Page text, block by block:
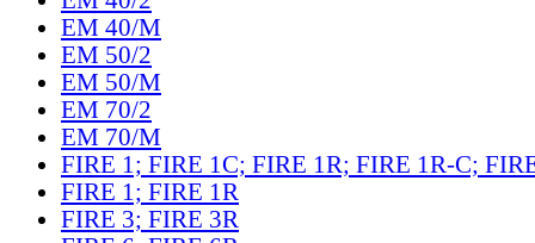
EM 40/M
EM 50/2
EM 50/M
EM 70/2
EM 70/M
FIRE 1; FIRE 1C; FIRE 1R; FIRE 1R-C;
FIRE 1; FIRE 1R
FIRE 3; FIRE 3R